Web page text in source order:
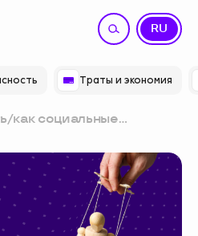
Траты и экономия
RU
UZ
/как социальные
деньги с банковских
карт: 6 схем мошенников